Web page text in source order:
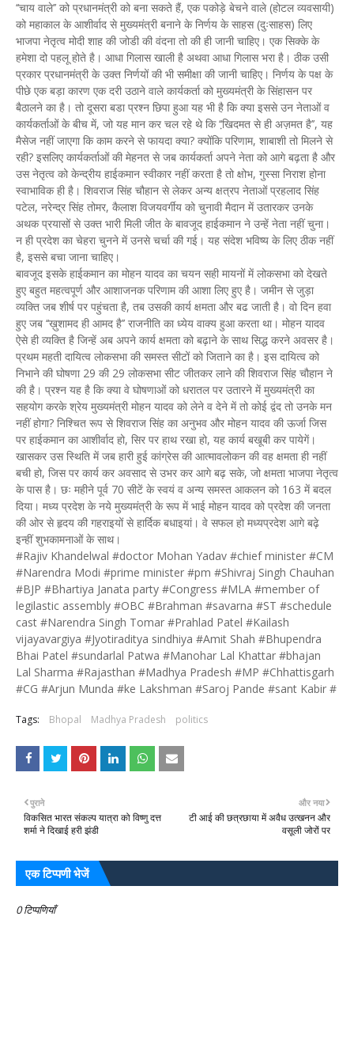
‘‘चाय वाले’’ को प्रधानमंत्री को बना सकते हैं, एक पकोड़े बेचने वाले (होटल व्यवसायी)
को महाकाल के आशीर्वाद से मुख्यमंत्री बनाने के निर्णय के साहस (दुःसाहस) लिए
भाजपा नेतृत्व मोदी शाह की जोडी की वंदना तो की ही जानी चाहिए। एक सिक्के के
हमेशा दो पहलू होते है। आधा गिलास खाली है अथवा आधा गिलास भरा है। ठीक उसी
प्रकार प्रधानमंत्री के उक्त निर्णयों की भी समीक्षा की जानी चाहिए। निर्णय के पक्ष के
पीछे एक बड़ा कारण एक दरी उठाने वाले कार्यकर्ता को मुख्यमंत्री के सिंहासन पर
बैठालने का है। तो दूसरा बडा प्रश्न छिपा हुआ यह भी है कि क्या इससे उन नेताओं व
कार्यकर्ताओं के बीच में, जो यह मान कर चल रहे थे कि ‘‘खि़दमत से ही अज़मत है’’, यह
मैसेज नहीं जाएगा कि काम करने से फायदा क्या? क्योंकि परिणाम, शाबाशी तो मिलने से
रही? इसलिए कार्यकर्ताओं की मेहनत से जब कार्यकर्ता अपने नेता को आगे बढ़ता है और
उस नेतृत्व को केन्द्रीय हाईकमान स्वीकार नहीं करता है तो क्षोभ, गुस्सा निराश होना
स्वाभाविक ही है। शिवराज सिंह चौहान से लेकर अन्य क्षत्रप नेताओं प्रहलाद सिंह
पटेल, नरेन्द्र सिंह तोमर, कैलाश विजयवर्गीय को चुनावी मैदान में उतारकर उनके
अथक प्रयासों से उक्त भारी मिली जीत के बावजूद हाईकमान ने उन्हें नेता नहीं चुना।
न ही प्रदेश का चेहरा चुनने में उनसे चर्चा की गई। यह संदेश भविष्य के लिए ठीक नहीं
है, इससे बचा जाना चाहिए।
बावजूद इसके हाईकमान का मोहन यादव का चयन सही मायनों में लोकसभा को देखते
हुए बहुत महत्वपूर्ण और आशाजनक परिणाम की आशा लिए हुए है। जमीन से जुड़ा
व्यक्ति जब शीर्ष पर पहुंचता है, तब उसकी कार्य क्षमता और बढ जाती है। वो दिन हवा
हुए जब ‘‘ख़ुशामद ही आमद है’’ राजनीति का ध्येय वाक्य हुआ करता था। मोहन यादव
ऐसे ही व्यक्ति है जिन्हें अब अपने कार्य क्षमता को बढ़ाने के साथ सिद्ध करने अवसर है।
प्रथम महती दायित्व लोकसभा की समस्त सीटों को जिताने का है। इस दायित्व को
निभाने की घोषणा 29 की 29 लोकसभा सीट जीतकर लाने की शिवराज सिंह चौहान ने
की है। प्रश्न यह है कि क्या वे घोषणाओं को धरातल पर उतारने में मुख्यमंत्री का
सहयोग करके श्रेय मुख्यमंत्री मोहन यादव को लेने व देने में तो कोई द्वंद तो उनके मन
नहीं होगा? निश्चित रूप से शिवराज सिंह का अनुभव और मोहन यादव की ऊर्जा जिस
पर हाईकमान का आशीर्वाद हो, सिर पर हाथ रखा हो, यह कार्य बखूबी कर पायेगें।
खासकर उस स्थिति में जब हारी हुई कांग्रेस की आत्मावलोकन की वह क्षमता ही नहीं
बची हो, जिस पर कार्य कर अवसाद से उभर कर आगे बढ़ सके, जो क्षमता भाजपा नेतृत्व
के पास है। छः महीने पूर्व 70 सीटें के स्वयं व अन्य समस्त आकलन को 163 में बदल
दिया। मध्य प्रदेश के नये मुख्यमंत्री के रूप में भाई मोहन यादव को प्रदेश की जनता
की ओर से हृदय की गहराइयों से हार्दिक बधाइयां। वे सफल हो मध्यप्रदेश आगे बढ़े
इन्हीं शुभकामनाओं के साथ।
#Rajiv Khandelwal #doctor Mohan Yadav #chief minister #CM
#Narendra Modi #prime minister #pm #Shivraj Singh Chauhan
#BJP #Bhartiya Janata party #Congress #MLA #member of
legilastic assembly #OBC #Brahman #savarna #ST #schedule
cast #Narendra Singh Tomar #Prahlad Patel #Kailash
vijayavargiya #Jyotiraditya sindhiya #Amit Shah #Bhupendra
Bhai Patel #sundarlal Patwa #Manohar Lal Khattar #bhajan
Lal Sharma #Rajasthan #Madhya Pradesh #MP #Chhattisgarh
#CG #Arjun Munda #ke Lakshman #Saroj Pande #sant Kabir #
Tags: Bhopal Madhya Pradesh politics
और नया
टी आई की छत्रछाया में अवैध उत्खनन और
वसूली जोरों पर
पुराने
विकसित भारत संकल्प यात्रा को विष्णु दत्त
शर्मा ने दिखाई हरी झंडी
एक टिप्पणी भेजें
0 टिप्पणियाँ